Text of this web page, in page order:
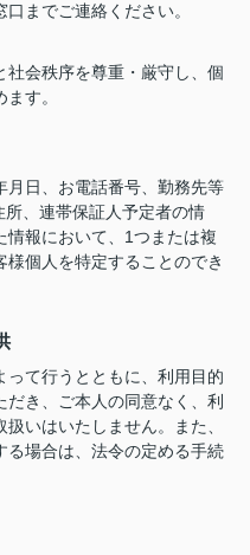
までご連絡ください。
社会秩序を尊重・厳守し、個
す。
月日、お電話番号、勤務先等
、連帯保証人予定者の情
報において、1つまたは複
個人を特定することのでき
て行うとともに、利用目的
き、ご本人の同意なく、利
いはいたしません。また、
る場合は、法令の定める手続